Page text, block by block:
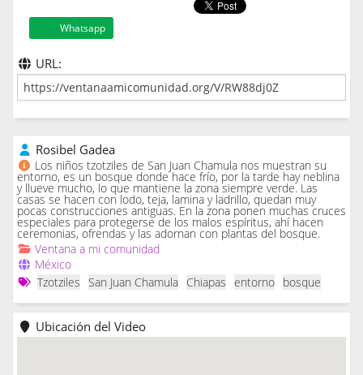
Whatsapp
URL:
Rosibel Gadea
Los niños tzotziles de San Juan Chamula nos muestran su
entorno, es un bosque donde hace frío, por la tarde hay neblina
y llueve mucho, lo que mantiene la zona siempre verde. Las
casas se hacen con lodo, teja, lamina y ladrillo, quedan muy
pocas construcciones antiguas. En la zona ponen muchas cruces
especiales para protegerse de los malos espíritus, ahí hacen
ceremonias, ofrendas y las adornan con plantas del bosque.
Ventana a mi comunidad
México
Tzotziles
San Juan Chamula Chiapas entorno bosque
Ubicación del Video